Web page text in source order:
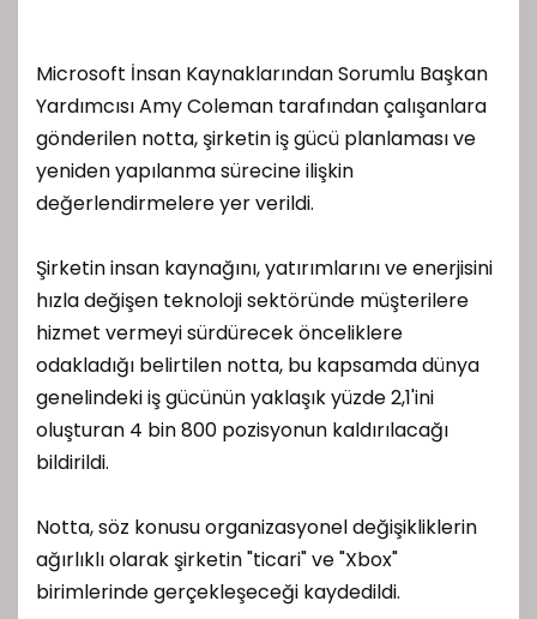
Microsoft İnsan Kaynaklarından Sorumlu Başkan
Yardımcısı Amy Coleman tarafından çalışanlara
gönderilen notta, şirketin iş gücü planlaması ve
yeniden yapılanma sürecine ilişkin
değerlendirmelere yer verildi.
Şirketin insan kaynağını, yatırımlarını ve enerjisini
hızla değişen teknoloji sektöründe müşterilere
hizmet vermeyi sürdürecek önceliklere
odakladığı belirtilen notta, bu kapsamda dünya
genelindeki iş gücünün yaklaşık yüzde 2,1'ini
oluşturan 4 bin 800 pozisyonun kaldırılacağı
bildirildi.
Notta, söz konusu organizasyonel değişikliklerin
ağırlıklı olarak şirketin "ticari" ve "Xbox"
birimlerinde gerçekleşeceği kaydedildi.